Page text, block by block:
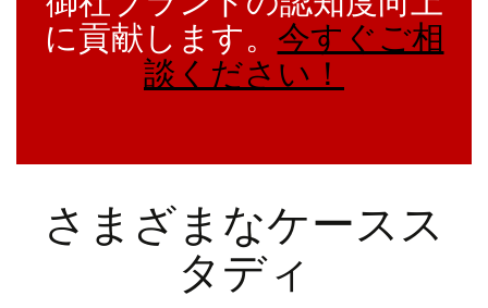
に貢献します。 今すぐご相
談ください！
さまざまなケースス
タディ